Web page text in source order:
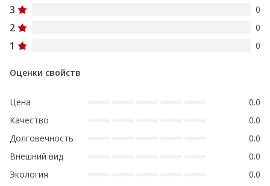
3 0
2 0
1 0
Оценки свойств
Цена
0.0
Качество
0.0
Долговечность
0.0
Внешний вид
0.0
Экология
0.0